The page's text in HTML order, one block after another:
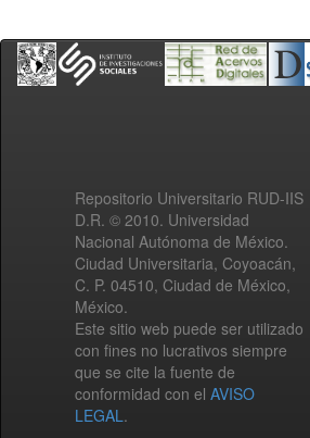
Repositorio Universitario RUD-IIS
D.R. © 2010. Universidad
Nacional Autónoma de México.
Ciudad Universitaria, Coyoacán,
C. P. 04510, Ciudad de México,
México.
Este sitio web puede ser utilizado
con fines no lucrativos siempre
que se cite la fuente de
conformidad con el AVISO
LEGAL.